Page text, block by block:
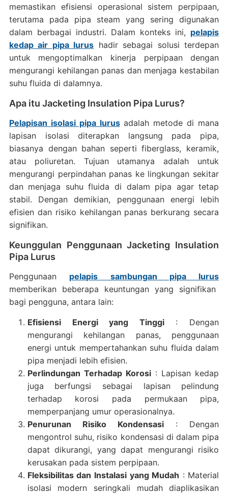
memastikan efisiensi operasional sistem perpipaan,
terutama pada pipa steam yang sering digunakan
dalam berbagai industri. Dalam konteks ini, pelapis
kedap air pipa lurus hadir sebagai solusi terdepan
untuk mengoptimalkan kinerja perpipaan dengan
mengurangi kehilangan panas dan menjaga kestabilan
suhu fluida di dalamnya.
Apa itu Jacketing Insulation Pipa Lurus?
Pelapisan isolasi pipa lurusadalah metode di mana
lapisan isolasi diterapkan langsung pada pipa,
biasanya dengan bahan seperti fiberglass, keramik,
atau poliuretan. Tujuan utamanya adalah untuk
mengurangi perpindahan panas ke lingkungan sekitar
dan menjaga suhu fluida di dalam pipa agar tetap
stabil. Dengan demikian, penggunaan energi lebih
efisien dan risiko kehilangan panas berkurang secara
signifikan.
Keunggulan Penggunaan Jacketing Insulation
Pipa Lurus
Penggunaan pelapis sambungan pipa lurus
memberikan beberapa keuntungan yang signifikan
bagi pengguna, antara lain:
Efisiensi Energi yang Tinggi: Dengan
mengurangi kehilangan panas, penggunaan
energi untuk mempertahankan suhu fluida dalam
pipa menjadi lebih efisien.
Perlindungan Terhadap Korosi: Lapisan kedap
juga berfungsi sebagai lapisan pelindung
terhadap korosi pada permukaan pipa,
memperpanjang umur operasionalnya.
Penurunan Risiko Kondensasi : Dengan
mengontrol suhu, risiko kondensasi di dalam pipa
dapat dikurangi, yang dapat mengurangi risiko
kerusakan pada sistem perpipaan.
Fleksibilitas dan Instalasi yang Mudah : Material
isolasi modern seringkali mudah diaplikasikan